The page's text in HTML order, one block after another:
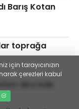
Barış Kotan
toprağa
devrede
için tarayıcınızın
çerezleri kabul